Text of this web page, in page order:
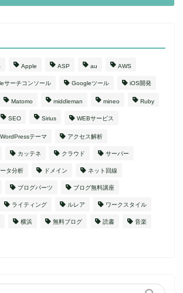
Apple ASP au AWS
サーチコンソール Googleツール iOS開発
Matomo middleman mineo Ruby
SEO Sirius WEBサービス
WordPressテーマ アクセス解析
カッテネ クラウド サーバー
タ分析 ドメイン ネット回線
ブログパーツ ブログ無料講座
ライティング ルレア ワークスタイル
横浜 無料ブログ 読書 音楽